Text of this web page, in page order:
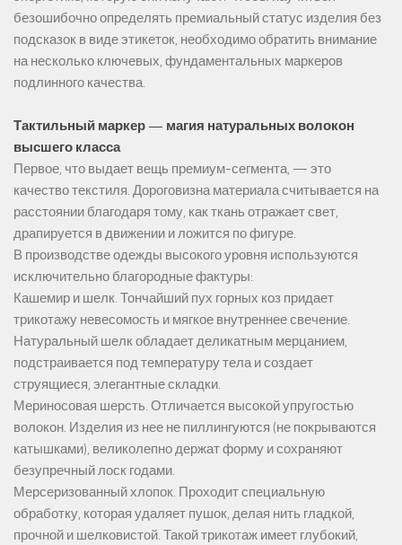
безошибочно определять премиальный статус изделия без
подсказок в виде этикеток, необходимо обратить внимание
на несколько ключевых, фундаментальных маркеров
подлинного качества.
Тактильный маркер — магия натуральных волокон
высшего класса
Первое, что выдает вещь премиум-сегмента, — это
качество текстиля. Дороговизна материала считывается на
расстоянии благодаря тому, как ткань отражает свет,
драпируется в движении и ложится по фигуре.
В производстве одежды высокого уровня используются
исключительно благородные фактуры:
Кашемир и шелк. Тончайший пух горных коз придает
трикотажу невесомость и мягкое внутреннее свечение.
Натуральный шелк обладает деликатным мерцанием,
подстраивается под температуру тела и создает
струящиеся, элегантные складки.
Мериносовая шерсть. Отличается высокой упругостью
волокон. Изделия из нее не пиллингуются (не покрываются
катышками), великолепно держат форму и сохраняют
безупречный лоск годами.
Мерсеризованный хлопок. Проходит специальную
обработку, которая удаляет пушок, делая нить гладкой,
прочной и шелковистой. Такой трикотаж имеет глубокий,